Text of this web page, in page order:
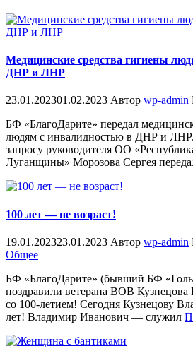
Медицинские средства гигиены
ДНР и ЛНР
23.01.202301.02.2023 Автор wp-admin
БФ «БлагоДарите» передал
людям с инвалидностью в ДНР и
запросу руководителя ОО
Луганщины» Морозова Сергея
100 лет — не возраст!
19.01.202323.01.2023 Автор wp-admin
Общее
БФ «БлагоДарите» (бывший БФ
поздравили ветерана ВОВ
со 100-летием! Сегодня Кузнецову
лет! Владимир Иванович — служил